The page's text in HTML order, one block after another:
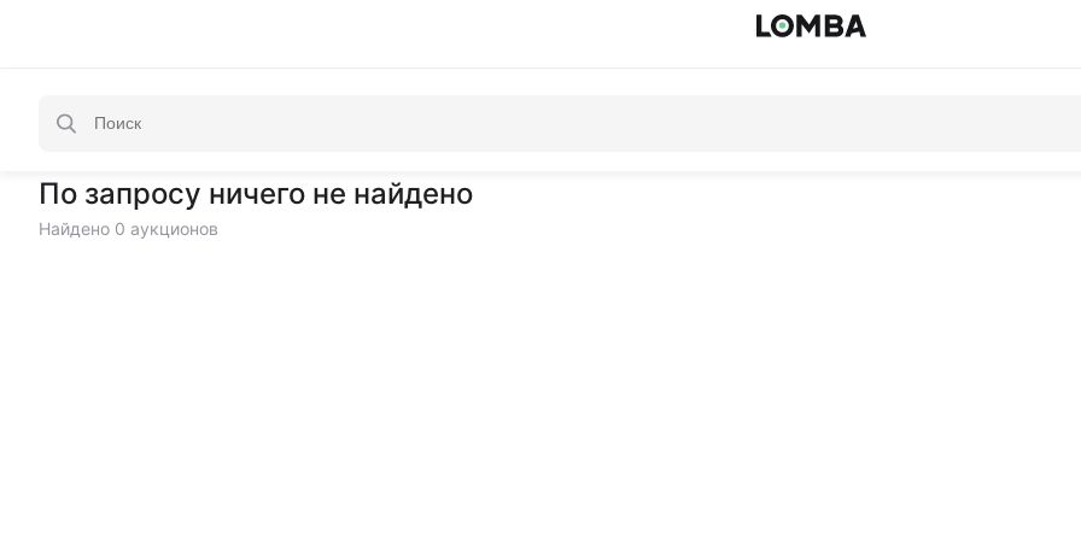
По запросу ничего не найдено
Найдено 0 аукционов